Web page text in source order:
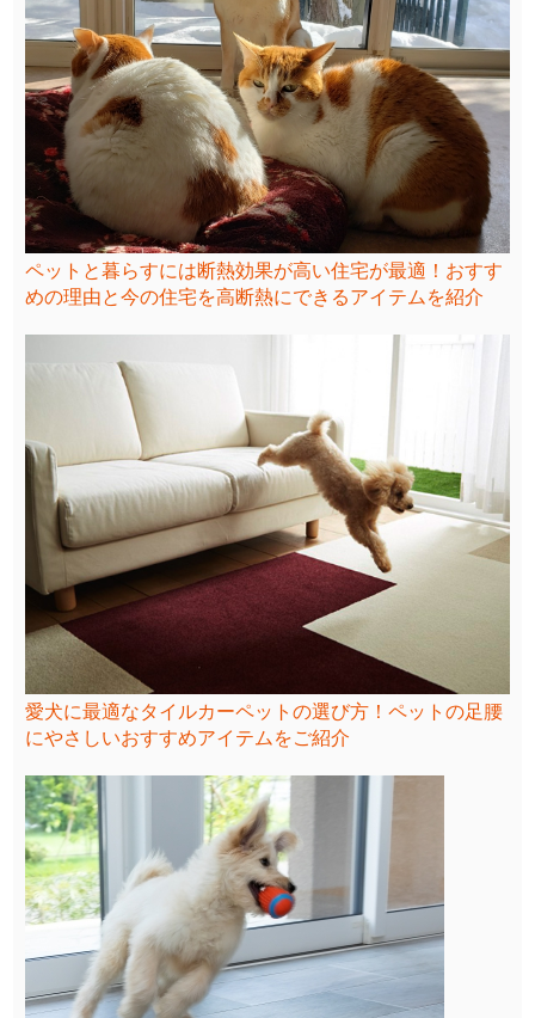
ペットと暮らすには断熱効果が高い住宅が最適！おすす
めの理由と今の住宅を高断熱にできるアイテムを紹介
愛犬に最適なタイルカーペットの選び方！ペットの足腰
にやさしいおすすめアイテムをご紹介